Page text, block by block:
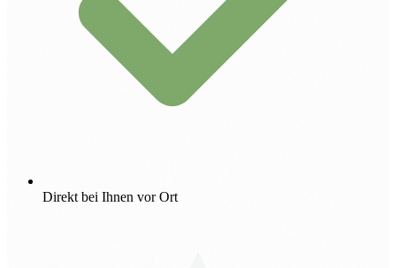
Direkt bei Ihnen vor Ort